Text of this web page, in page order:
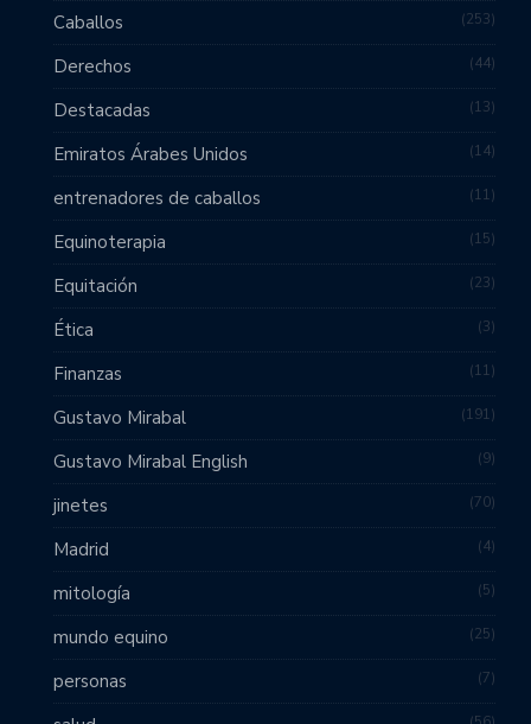
Caballos 253
Derechos 44
Destacadas 13
Emiratos Árabes Unidos 14
entrenadores de caballos 11
Equinoterapia 15
Equitación 23
Ética 3
Finanzas 11
Gustavo Mirabal 191
Gustavo Mirabal English 9
jinetes 70
Madrid 4
mitología 5
mundo equino 25
personas 7